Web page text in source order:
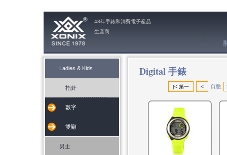
48年手錶和消費電子産品
生産商
Ladies & Kids
指針
數字
雙顯
男士
Digital 手錶
[< 第一 < 頁數